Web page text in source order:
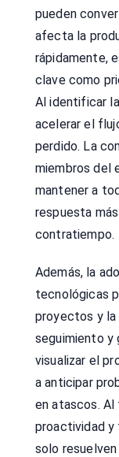
pueden
afecta la
rápidamente,
clave como
Al identificar
acelerar el
perdido. La
miembros del
mantener a
respuesta
contratiempo.
Además, la
tecnológicas
proyectos y la
seguimiento y
visualizar el
a anticipar
en atascos.
proactividad y
solo